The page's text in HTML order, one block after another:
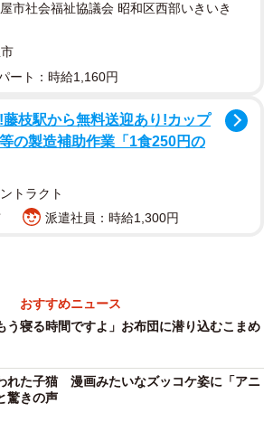
死に食べてたんですね…」
たんですね」
み締めてくれてるんでしょうね」
したうちの猫もがっつき具合がある日
今、合点がいきました」
はみーさんも、「背中触ったらほぼ骨
れて こんな小さいのに！？何日
を保護して帰宅した直後に大雨が降り
運命としか思えない はみーさんと子
物だった」という保護した時のこと、
どについて、はみーさんにお話を伺
市社会福祉協議会 昭和区西部いきいき
ート：時給1,160円
藤枝駅から無料送迎あり!カップ
の製造補助作業「1食250円の
トラクト
派遣社員：時給1,300円
おすすめニュース
う寝る時間ですよ」お布団に潜り込むこまめ
れた子猫 漫画みたいなズッコケ姿に「アニ
驚きの声